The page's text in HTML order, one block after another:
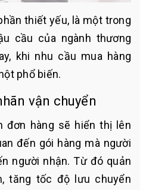
thiết yếu, là một trong
cầu của ngành thương
khi nhu cầu mua hàng
phổ biến.
vận chuyển
đơn hàng sẽ hiển thị lên
đến gói hàng mà người
người nhận. Từ đó quản
tăng tốc độ lưu chuyển